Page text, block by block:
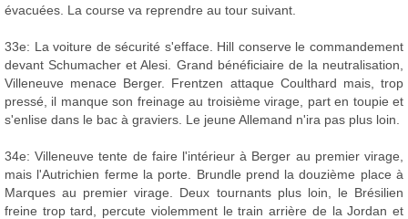
évacuées. La course va reprendre au tour suivant.
33e: La voiture de sécurité s'efface. Hill conserve le commandement
devant Schumacher et Alesi. Grand bénéficiaire de la neutralisation,
Villeneuve menace Berger. Frentzen attaque Coulthard mais, trop
pressé, il manque son freinage au troisième virage, part en toupie et
s'enlise dans le bac à graviers. Le jeune Allemand n'ira pas plus loin.
34e: Villeneuve tente de faire l'intérieur à Berger au premier virage,
mais l'Autrichien ferme la porte. Brundle prend la douzième place à
Marques au premier virage. Deux tournants plus loin, le Brésilien
freine trop tard, percute violemment le train arrière de la Jordan et